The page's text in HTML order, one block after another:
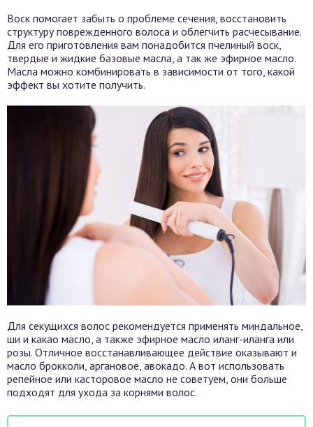
Воск помогает забыть о проблеме сечения, восстановить
структуру поврежденного волоса и облегчить расчесывание.
Для его приготовления вам понадобится пчелиный воск,
твердые и жидкие базовые масла, а так же эфирное масло.
Масла можно комбинировать в зависимости от того, какой
эффект вы хотите получить.
Для секущихся волос рекомендуется применять миндальное,
ши и какао масло, а также эфирное масло иланг-иланга или
розы. Отличное восстанавливающее действие оказывают и
масло брокколи, аргановое, авокадо. А вот использовать
репейное или касторовое масло не советуем, они больше
подходят для ухода за корнями волос.